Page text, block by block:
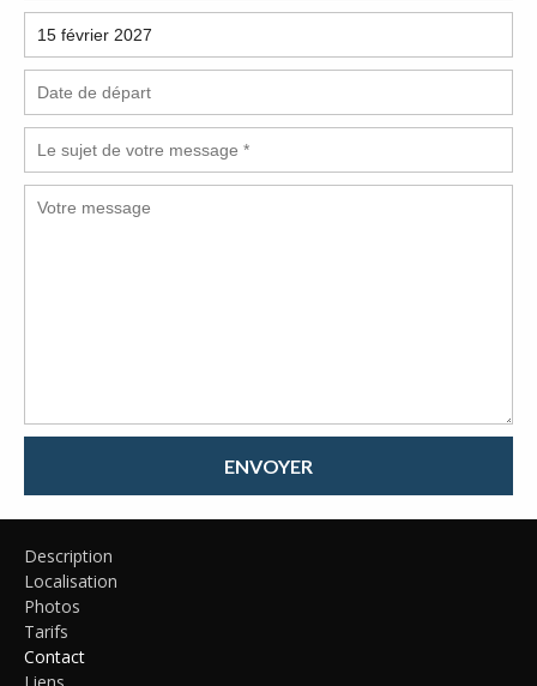
ENVOYER
Description
Localisation
Photos
Tarifs
Contact